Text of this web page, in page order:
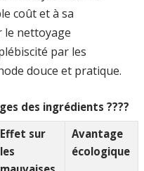
coût et à sa
le nettoyage
par les
douce et pratique.
des ingrédients ????
Effet sur
les
Avantage
écologique